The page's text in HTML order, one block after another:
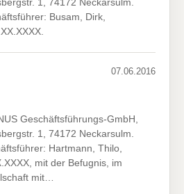
Busam, Dirk,
07.06.2016
Geschäftsführungs-GmbH,
1, 74172 Neckarsulm.
Hartmann, Thilo,
mit der Befugnis, im
mit…